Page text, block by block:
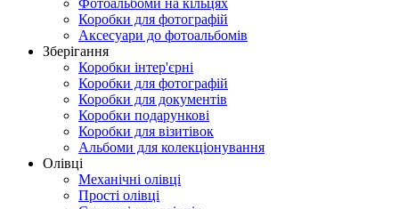
Коробки для фотографій
Аксесуари до фотоальбомів
Зберігання
Коробки інтер'єрні
Коробки для фотографій
Коробки для документів
Коробки подарункові
Коробки для візитівок
Альбоми для колекціонування
Олівці
Механічні олівці
Прості олівці